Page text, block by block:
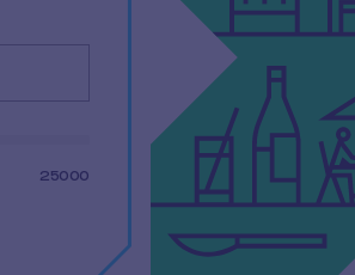
25000
de entradade la simulación